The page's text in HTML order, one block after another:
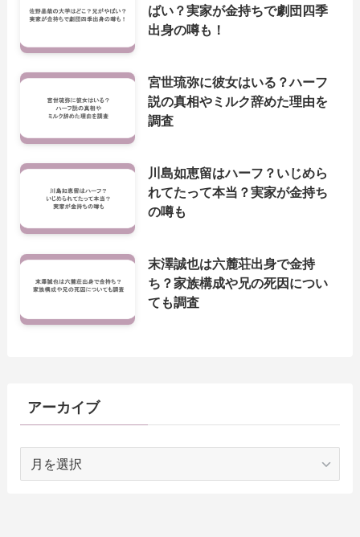
ばい？実家が金持ちで劇団四季
出身の噂も！
宮世琉弥に彼女はいる？ハーフ
説の真相やミルク辞めた理由を
調査
川島如恵留はハーフ？いじめら
れてたって本当？実家が金持ち
の噂も
末澤誠也は六麓荘出身で金持
ち？家族構成や兄の死因につい
ても調査
アーカイブ